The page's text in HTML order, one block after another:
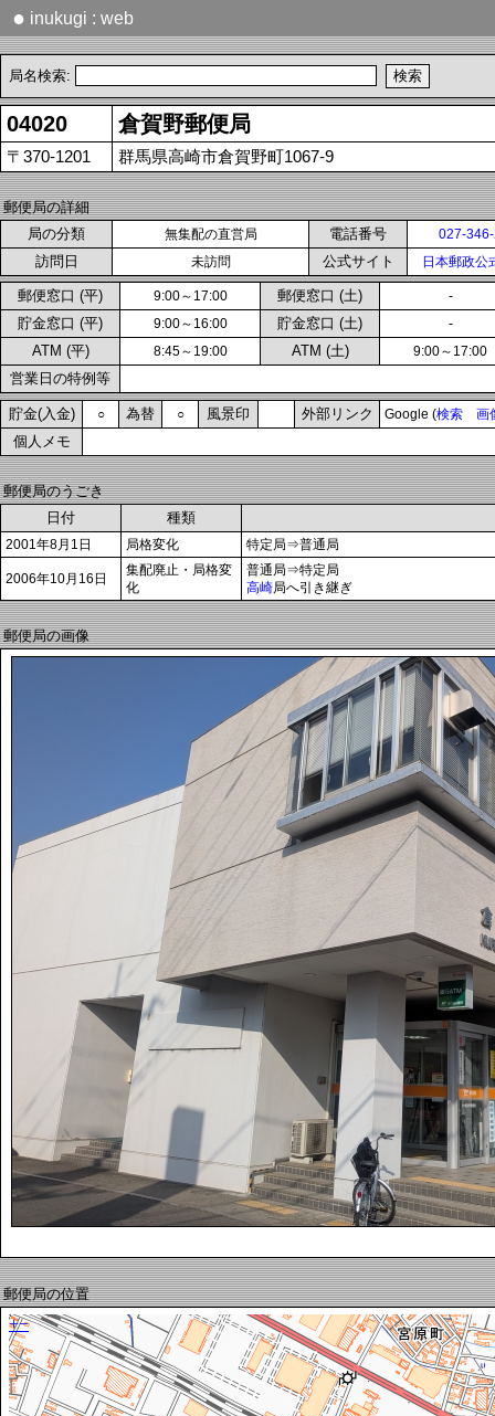
● inukugi : web
局名検索:
04020 倉賀野郵便局
〒370-1201 群馬県高崎市倉賀野町1067-9
郵便局の詳細
局の分類
無集配の直営局 電話番号 027-
訪問日 未訪問 公式サイト 日本郵政公
郵便窓口 (平) 9:00～17:00 郵便窓口 (土) -
貯金窓口 (平) 9:00～16:00 貯金窓口 (土) -
ATM (平) 8:45～19:00 ATM (土) 9:00～17:00
営業日の特例等
貯金(入金) ○ 為替 ○ 風景印 外部リンク Google (検索 画
個人メモ
郵便局のうごき
日付
種類
2001年8月1日 局格変化 特定局⇒普通局
2006年10月16日
集配廃止・局格変
化
普通局⇒特定局
高崎局へ引き継ぎ
郵便局の画像
郵便局の位置